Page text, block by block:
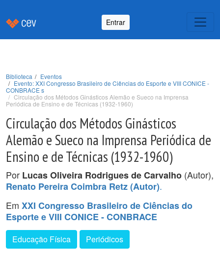
Entrar
Biblioteca
Eventos
Evento: XXI Congresso Brasileiro de Ciências do Esporte e VIII CONICE -
CONBRACE s
Circulação dos Métodos Ginásticos Alemão e Sueco na Imprensa
Periódica de Ensino e de Técnicas (1932-1960)
Circulação dos Métodos Ginásticos
Alemão e Sueco na Imprensa Periódica de
Ensino e de Técnicas (1932-1960)
Por Lucas Oliveira Rodrigues de Carvalho (Autor),
Renato Pereira Coimbra Retz (Autor).
Em XXI Congresso Brasileiro de Ciências do
Esporte e VIII CONICE - CONBRACE
Educação Física Periódicos